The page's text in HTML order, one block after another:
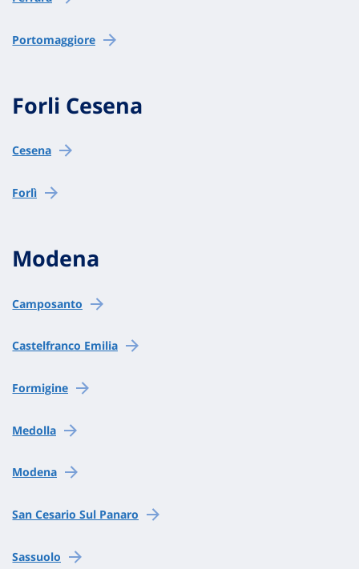
Portomaggiore
Forli Cesena
Cesena
Forlì
Modena
Camposanto
Castelfranco Emilia
Formigine
Medolla
Modena
San Cesario Sul Panaro
Sassuolo